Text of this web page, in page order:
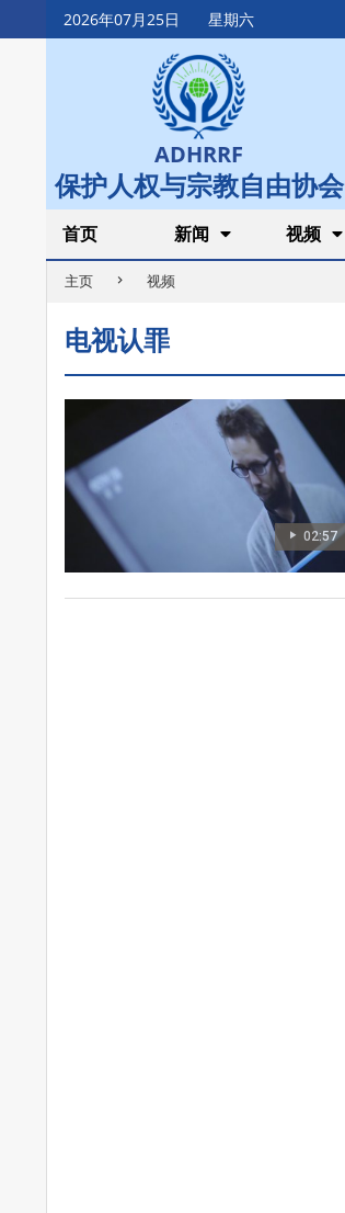
2026年07月25日 星期六
Skip
to
ADHRRF
保护人权与宗教自由协会
Secondary
Navigation
Menu
首页 新闻 视频
主页 视频
电视认罪
02:57